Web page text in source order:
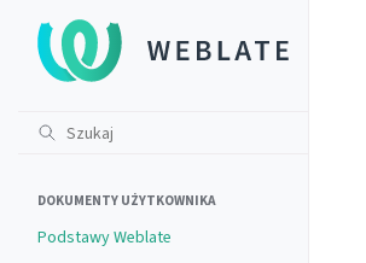
DOKUMENTY UŻYTKOWNIKA
Podstawy Weblate